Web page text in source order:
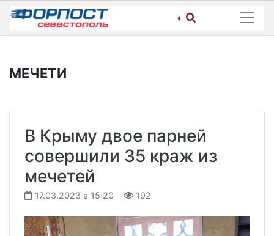
Skip
content
МЕЧЕТИ
В Крыму двое парней
совершили 35 краж из
мечетей
17.03.2023 в 15:20 192